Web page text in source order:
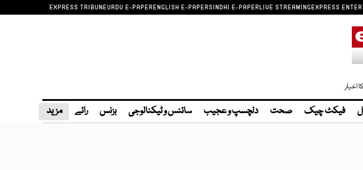
EXPRESS TRIBUNEURDU E-PAPERENGLISH E-PAPERSINDHI E-PAPERLIVE STREAMINGEXPRESS
اخبار
فیکٹ چیک صحت دلچسپ و عجیب سائنس و ٹیکنالوجی بزنس رائے مزید